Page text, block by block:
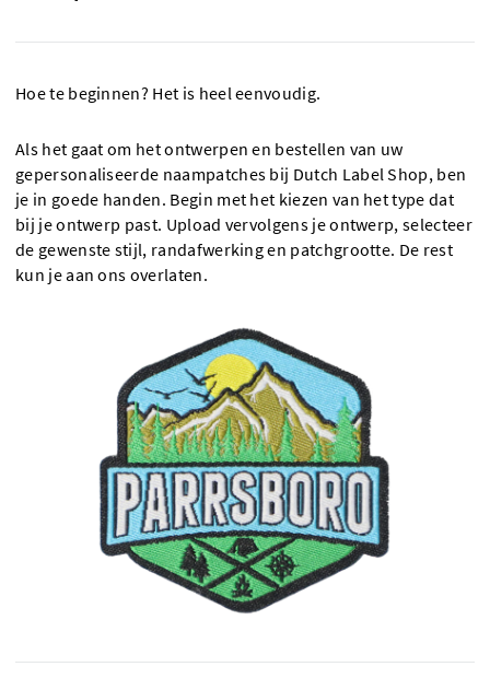
Hoe te beginnen? Het is heel eenvoudig.
Als het gaat om het ontwerpen en bestellen van uw
gepersonaliseerde naampatches bij Dutch Label Shop, ben
je in goede handen. Begin met het kiezen van het type dat
bij je ontwerp past. Upload vervolgens je ontwerp, selecteer
de gewenste stijl, randafwerking en patchgrootte. De rest
kun je aan ons overlaten.